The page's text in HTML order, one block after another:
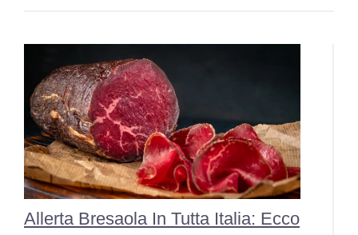
Allerta Bresaola In Tutta Italia: Ecco